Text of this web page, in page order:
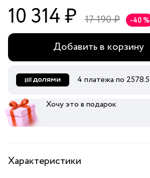
10 314 ₽ 17 190 ₽ -40 %
Добавить в корзину
4 платежа по 2578.5
Хочу это в подарок
Характеристики